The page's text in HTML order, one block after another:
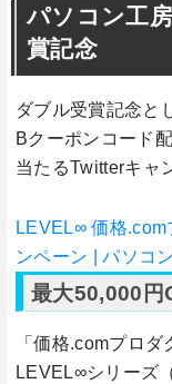
パソコン工
賞記念
ダブル受賞記念と
Bクーポンコード
当たるTwitterキャ
LEVEL∞ 価格.com
ンペーン | パソコ
最大50,000円
「価格.comプロ
LEVEL∞シリーズ